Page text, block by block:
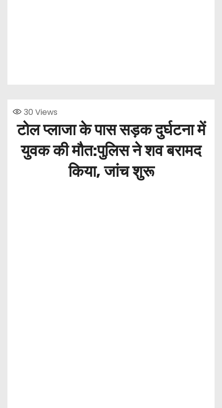
30 Views
टोल प्लाजा के पास सड़क दुर्घटना में
युवक की मौत:पुलिस ने शव बरामद
किया, जांच शुरू